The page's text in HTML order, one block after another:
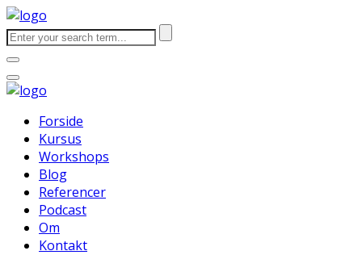
Forside
Kursus
Workshops
Blog
Referencer
Podcast
Om
Kontakt